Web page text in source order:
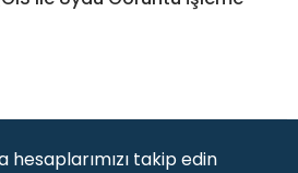
hesaplarımızı takip edin